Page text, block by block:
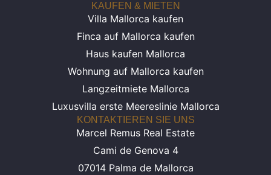
KAUFEN & MIETEN
Villa Mallorca kaufen
Finca auf Mallorca kaufen
Haus kaufen Mallorca
Wohnung auf Mallorca kaufen
Langzeitmiete Mallorca
Luxusvilla erste Meereslinie Mallorca
KONTAKTIEREN SIE UNS
Marcel Remus Real Estate
Cami de Genova 4
07014 Palma de Mallorca